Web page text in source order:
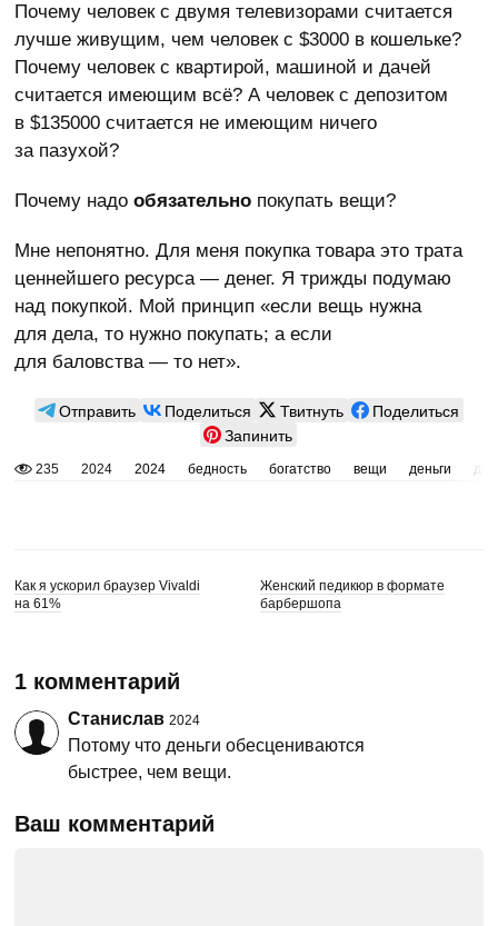
Почему человек с двумя телевизорами считается
лучше живущим, чем человек с $3000 в кошельке?
Почему человек с квартирой, машиной и дачей
считается имеющим всё? А человек с депозитом
в $135000 считается не имеющим ничего
за пазухой?
Почему надообязательно покупать вещи?
Мне непонятно. Для меня покупка товара это трата
ценнейшего ресурса — денег. Я трижды подумаю
над покупкой. Мой принцип «если вещь нужна
для дела, то нужно покупать; а если
для баловства — то нет».
Отправить Поделиться Твитнуть
Поделиться
Запинить
235 2024 2024 бедность богатство вещи деньги
Как я ускорил браузер Vivaldi
на 61%
Женский педикюр в формате
барбершопа
1 комментарий
Станислав 2024
Потому что деньги обесцениваются
быстрее, чем вещи.
Ваш комментарий